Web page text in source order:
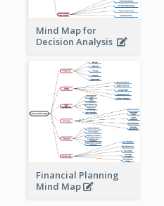
Mind Map for
Decision Analysis
Financial Planning
Mind Map